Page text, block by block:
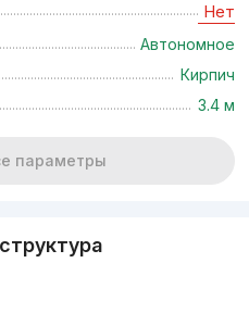
Нет
Автономное
Кирпич
3.4 м
параметры